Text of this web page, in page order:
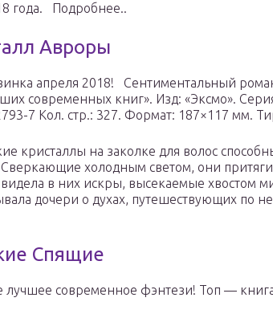
года. Подробнее..
Авроры
апреля 2018! Сентиментальный
современных книг». Изд: «Эксмо».
7 Кол. стр.: 327. Формат: 187×117 мм.
кристаллы на заколке для волос
Сверкающие холодным светом, они
в них искры, высекаемые хвостом
дочери о духах, путешествующих по
Спящие
лучшее современное фэнтези! Топ —